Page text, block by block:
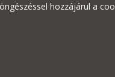
hozzájárul a